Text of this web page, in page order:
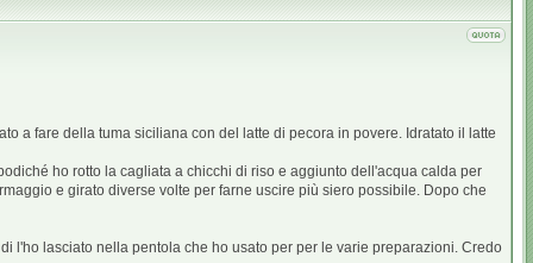
a fare della tuma siciliana con del latte di pecora in povere. Idratato il latte
ho rotto la cagliata a chicchi di riso e aggiunto dell'acqua calda per
e girato diverse volte per farne uscire più siero possibile. Dopo che
l'ho lasciato nella pentola che ho usato per per le varie preparazioni. Credo